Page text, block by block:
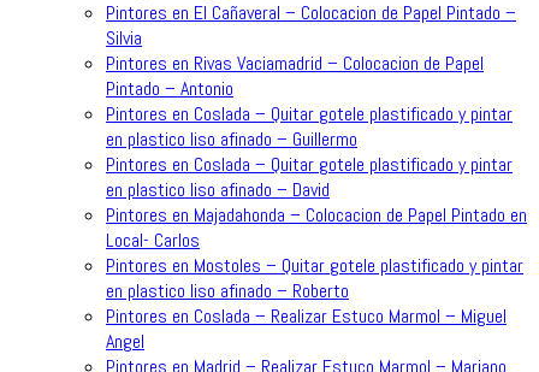
Pintores en El Cañaveral – Colocacion de Papel Pintado –
Silvia
Pintores en Rivas Vaciamadrid – Colocacion de Papel
Pintado – Antonio
Pintores en Coslada – Quitar gotele plastificado y pintar
en plastico liso afinado – Guillermo
Pintores en Coslada – Quitar gotele plastificado y pintar
en plastico liso afinado – David
Pintores en Majadahonda – Colocacion de Papel Pintado en
Local- Carlos
Pintores en Mostoles – Quitar gotele plastificado y pintar
en plastico liso afinado – Roberto
Pintores en Coslada – Realizar Estuco Marmol – Miguel
Angel
Pintores en Madrid – Realizar Estuco Marmol – Mariano